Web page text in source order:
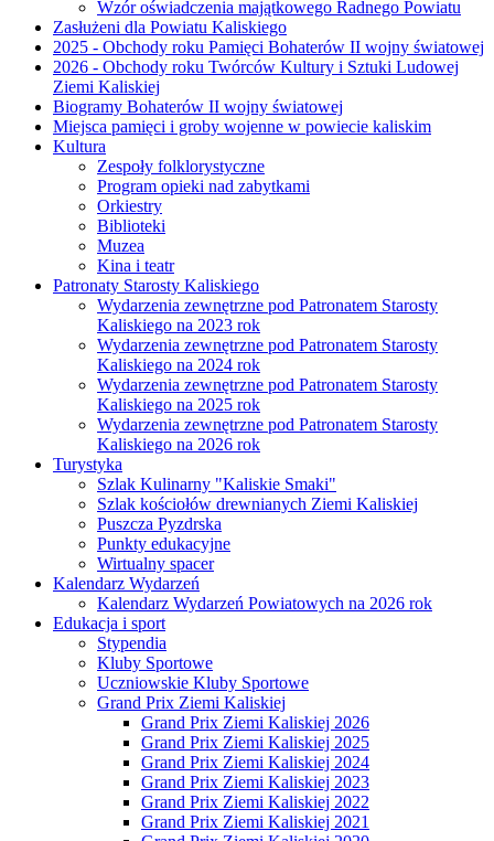
Wzór oświadczenia majątkowego Radnego Powiatu
Zasłużeni dla Powiatu Kaliskiego
2025 - Obchody roku Pamięci Bohaterów II wojny światowej
2026 - Obchody roku Twórców Kultury i Sztuki Ludowej
Ziemi Kaliskiej
Biogramy Bohaterów II wojny światowej
Miejsca pamięci i groby wojenne w powiecie kaliskim
Kultura
Zespoły folklorystyczne
Program opieki nad zabytkami
Orkiestry
Biblioteki
Muzea
Kina i teatr
Patronaty Starosty Kaliskiego
Wydarzenia zewnętrzne pod Patronatem Starosty
Kaliskiego na 2023 rok
Wydarzenia zewnętrzne pod Patronatem Starosty
Kaliskiego na 2024 rok
Wydarzenia zewnętrzne pod Patronatem Starosty
Kaliskiego na 2025 rok
Wydarzenia zewnętrzne pod Patronatem Starosty
Kaliskiego na 2026 rok
Turystyka
Szlak Kulinarny "Kaliskie Smaki"
Szlak kościołów drewnianych Ziemi Kaliskiej
Puszcza Pyzdrska
Punkty edukacyjne
Wirtualny spacer
Kalendarz Wydarzeń
Kalendarz Wydarzeń Powiatowych na 2026 rok
Edukacja i sport
Stypendia
Kluby Sportowe
Uczniowskie Kluby Sportowe
Grand Prix Ziemi Kaliskiej
Grand Prix Ziemi Kaliskiej 2026
Grand Prix Ziemi Kaliskiej 2025
Grand Prix Ziemi Kaliskiej 2024
Grand Prix Ziemi Kaliskiej 2023
Grand Prix Ziemi Kaliskiej 2022
Grand Prix Ziemi Kaliskiej 2021